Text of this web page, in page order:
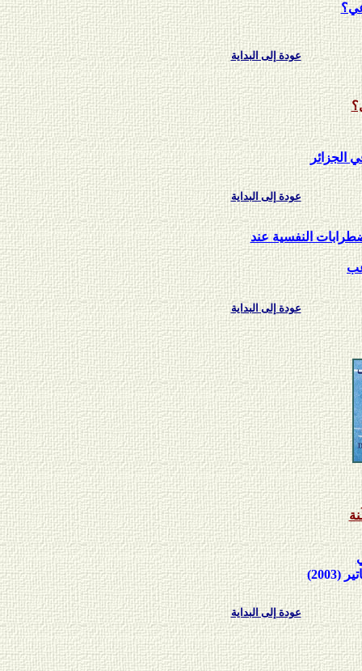
عودة إلى البداية
الجزائر
عودة إلى البداية
النفسية عند
عودة إلى البداية
(2003)
عودة إلى البداية